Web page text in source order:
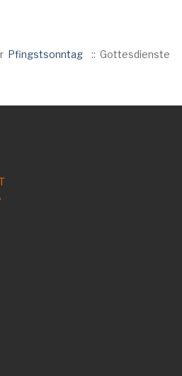
Pfingstsonntag :: Gottesdienste